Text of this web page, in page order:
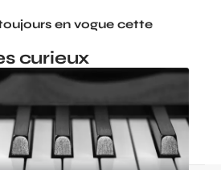
en vogue cette
curieux